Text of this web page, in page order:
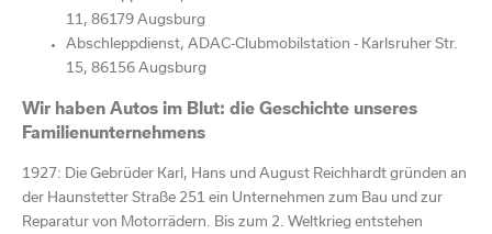
11, 86179 Augsburg
Abschleppdienst, ADAC-Clubmobilstation - Karlsruher Str.
15, 86156 Augsburg
Wir haben Autos im Blut: die Geschichte unseres
Familienunternehmens
1927: Die Gebrüder Karl, Hans und August Reichhardt gründen an
der Haunstetter Straße 251 ein Unternehmen zum Bau und zur
Reparatur von Motorrädern. Bis zum 2. Weltkrieg entstehen